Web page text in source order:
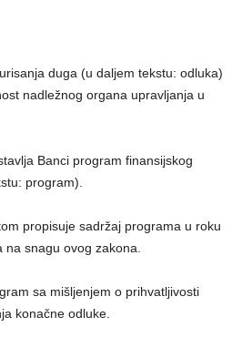
duga (u daljem tekstu: odluka)
nadležnog organa upravljanja u
Banci program finansijskog
program).
propisuje sadržaj programa u roku
snagu ovog zakona.
sa mišljenjem o prihvatljivosti
konačne odluke.